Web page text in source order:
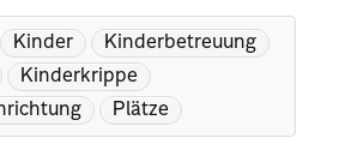
Kinder
Kinderbetreuung
Kinderkrippe
Plätze